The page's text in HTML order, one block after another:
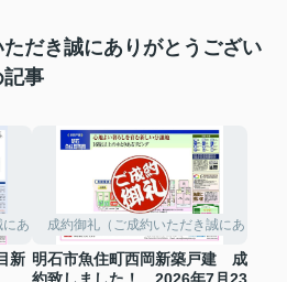
だき誠にありがとうござい
記事
ありがとうございました。）
新
成約御礼（ご成約いただき誠にありが
明石市魚住町西岡新築戸建 成
約致しました！ 2026年7月23